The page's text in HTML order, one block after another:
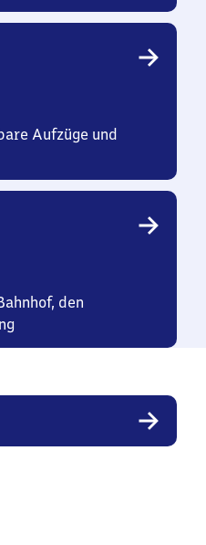
Aufzüge und
den